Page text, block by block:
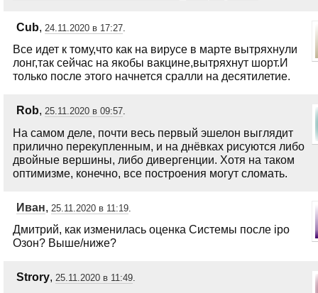
Cub 24.11.2020 в 17:27.
Все идет к тому,что как на вирусе в марте вытряхнули
лонг,так сейчас на якобы вакцине,вытряхнут шорт.И
только после этого начнется сралли на десятилетие.
Rob, 25.11.2020 в 09:57.
На самом деле, почти весь первый эшелон выглядит
прилично перекупленным, и на днёвках рисуются либо
двойные вершины, либо дивергенции. Хотя на таком
оптимизме, конечно, все построения могут сломать.
Иван, 25.11.2020 в 11:19.
Дмитрий, как изменилась оценка Системы после ipo
Озон? Выше/ниже?
Strory, 25.11.2020 в 11:49.